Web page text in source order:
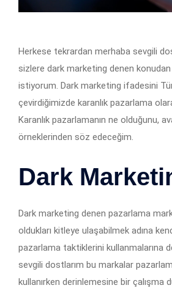
Herkese tekrardan merhaba sevgili
sizlere dark marketing denen
istiyorum. Dark marketing ifadesini
çevirdiğimizde karanlık pazarlama
Karanlık pazarlamanın ne olduğunu,
örneklerinden söz edeceğim.
Dark
Dark marketing denen pazarlama
oldukları kitleye ulaşabilmek adına
pazarlama taktiklerini kullanmalarına
sevgili dostlarım bu markalar
kullanırken derinlemesine bir çalışma